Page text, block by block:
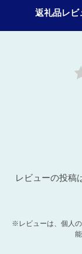
返礼品レビ
レビューの投稿
※レビューは、個人